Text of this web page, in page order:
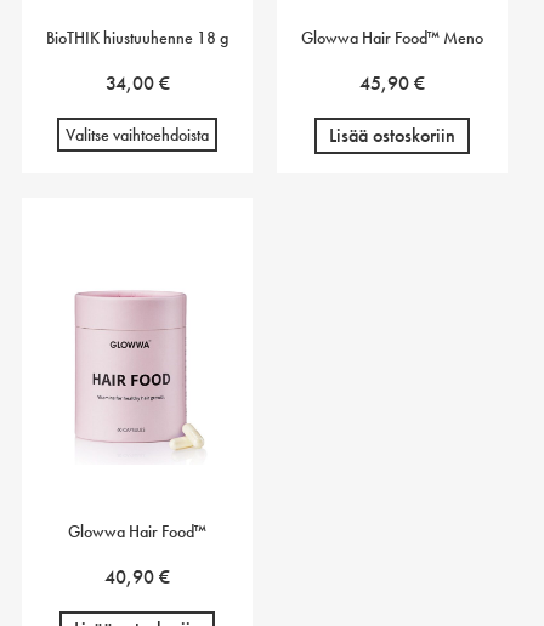
BioTHIK hiustuuhenne 18 g
34,00€
Valitse vaihtoehdoista
Glowwa Hair Food™ Meno
45,90€
Lisää ostoskoriin
Glowwa Hair Food™
40,90€